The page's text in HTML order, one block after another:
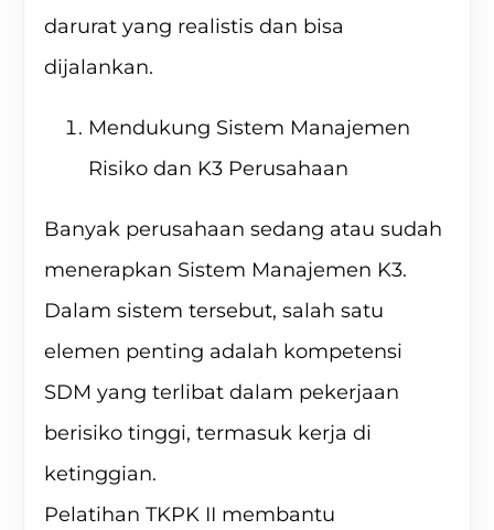
darurat yang realistis dan bisa
dijalankan.
Mendukung Sistem Manajemen
Risiko dan K3 Perusahaan
Banyak perusahaan sedang atau sudah
menerapkan Sistem Manajemen K3.
Dalam sistem tersebut, salah satu
elemen penting adalah kompetensi
SDM yang terlibat dalam pekerjaan
berisiko tinggi, termasuk kerja di
ketinggian.
Pelatihan TKPK II membantu